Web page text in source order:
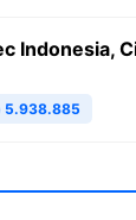
Indonesia,
5.938.885